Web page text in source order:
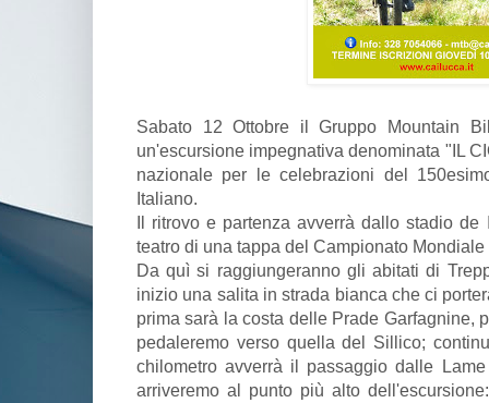
Sabato 12 Ottobre il Gruppo Mountain
un'escursione impegnativa denominata "IL
nazionale per le celebrazioni del
Italiano.
Il ritrovo e partenza avverrà dallo stadio
teatro di una tappa del Campionato
Da quì si raggiungeranno gli abitati di
inizio una salita in strada bianca che ci
prima sarà la costa delle Prade Garfagnine,
pedaleremo verso quella del Sillico;
chilometro avverrà il passaggio dalle
arriveremo al punto più alto